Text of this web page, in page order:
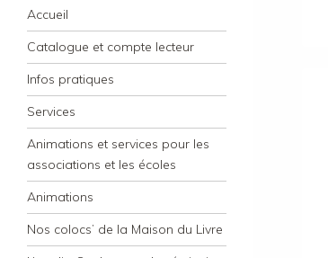
Navigation
Skip to content
Accueil
Catalogue et compte lecteur
Infos pratiques
Services
Animations et services pour les
associations et les écoles
Animations
Nos colocs’ de la Maison du Livre